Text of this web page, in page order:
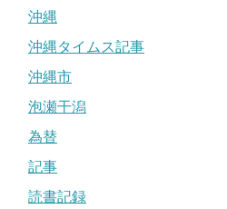
沖縄
沖縄タイムス記事
沖縄市
泡瀬干潟
為替
記事
読書記録